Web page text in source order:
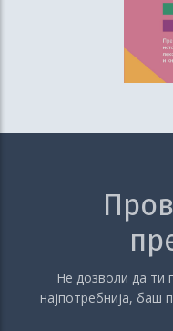
Не дозволи да ти
најпотребнија, баш